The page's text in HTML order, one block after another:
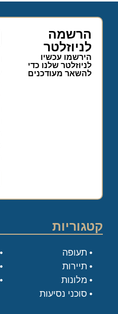
הרשמה
לניוזלטר
הירשמו עכשיו
לניוזלטר שלנו כדי
להשאר מעודכנים
קטגוריות
תעופה
תיירות
מלונות
סוכני נסיעות